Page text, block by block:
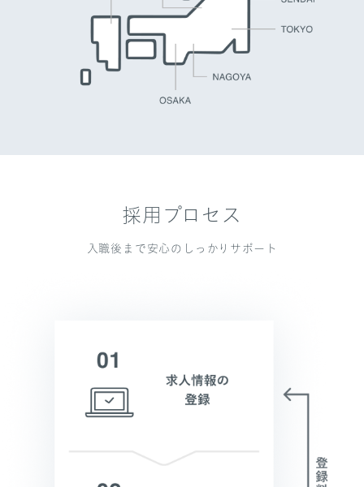
採用プロセス
入職後まで安心のしっかりサポート